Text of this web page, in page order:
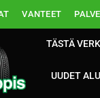
VANTEET
TÄSTÄ
UUDET